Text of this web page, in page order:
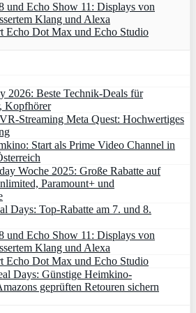
und Echo Show 11: Displays von
Klang und Alexa
Echo Dot Max und Echo Studio
2026: Beste Technik-Deals für
Kopfhörer
Meta Quest: Hochwertiges
Start als Prime Video Channel in
Woche 2025: Große Rabatte auf
Paramount+ und
Days: Top-Rabatte am 7. und 8.
und Echo Show 11: Displays von
Klang und Alexa
Echo Dot Max und Echo Studio
Days: Günstige Heimkino-
geprüften Retouren sichern